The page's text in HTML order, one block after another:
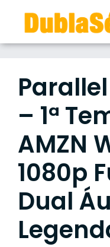
content
– 1ª
AMZN
1080p
Dual